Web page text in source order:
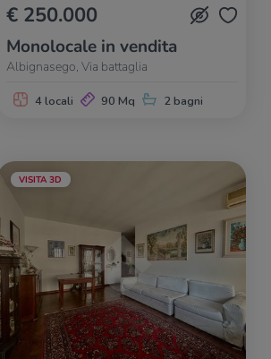
€ 250.000
Monolocale in vendita
Albignasego, Via battaglia
4 locali 90 Mq 2 bagni
VISITA 3D